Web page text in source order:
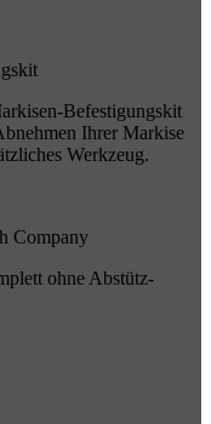
Befestigungskit
Ihrer Markise
Werkzeug.
Company
ohne Abstütz-